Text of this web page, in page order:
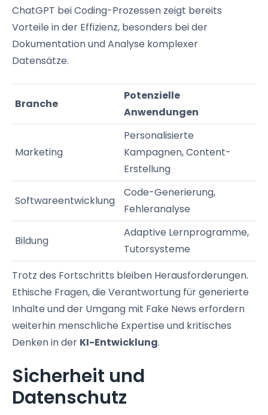
ChatGPT bei Coding-Prozessen zeigt bereits
Vorteile in der Effizienz, besonders bei der
Dokumentation und Analyse komplexer
Datensätze.
Branche
Potenzielle
Anwendungen
Marketing
Personalisierte
Kampagnen, Content-
Erstellung
Softwareentwicklung
Code-Generierung,
Fehleranalyse
Bildung
Adaptive Lernprogramme,
Tutorsysteme
Trotz des Fortschritts bleiben Herausforderungen.
Ethische Fragen, die Verantwortung für generierte
Inhalte und der Umgang mit Fake News erfordern
weiterhin menschliche Expertise und kritisches
Denken in der KI-Entwicklung.
Sicherheit und
Datenschutz